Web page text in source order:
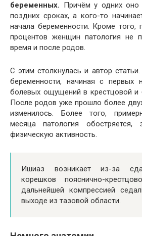
беременных. Причём у одних оно
поздних сроках, а кого-то
начала беременности. Кроме того,
процентов женщин патология не
время и после родов.
С этим столкнулась и автор
беременности, начиная с первых
болевых ощущений в крестцовой и
После родов уже прошло более
изменилось. Более того,
месяца патология обостряется,
физическую активность.
Ишиаз возникает из-за
корешков пояснично-
дальнейшей компрессией
выходе из тазовой области.